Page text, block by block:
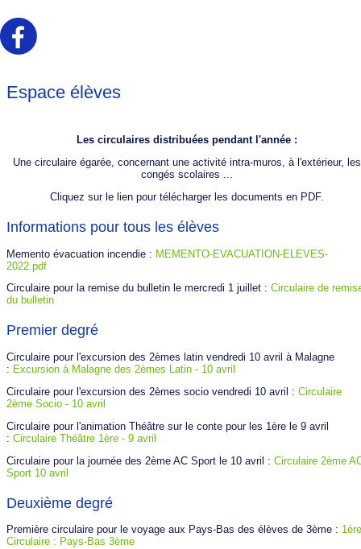
Espace élèves
Les circulaires distribuées pendant l'année :
Une circulaire égarée, concernant une activité intra-muros, à l'extérieur, les
congés scolaires ...
Cliquez sur le lien pour télécharger les documents en PDF.
Informations pour tous les élèves
Memento évacuation incendie : MEMENTO-EVACUATION-ELEVES-
2022.pdf
Circulaire pour la remise du bulletin le mercredi 1 juillet : Circulaire de
du bulletin
Premier degré
Circulaire pour l'excursion des 2èmes latin vendredi 10 avril à Malagne
: Excursion à Malagne des 2èmes Latin - 10 avril
Circulaire pour l'excursion des 2èmes socio vendredi 10 avril : Circulaire
2ème Socio - 10 avril
Circulaire pour l'animation Théâtre sur le conte pour les 1ère le 9 avril
: Circulaire Théâtre 1ère - 9 avril
Circulaire pour la journée des 2ème AC Sport le 10 avril : Circulaire 2ème
Sport 10 avril
Deuxième degré
Première circulaire pour le voyage aux Pays-Bas des élèves de 3ème : 1ère
Circulaire : Pays-Bas 3ème